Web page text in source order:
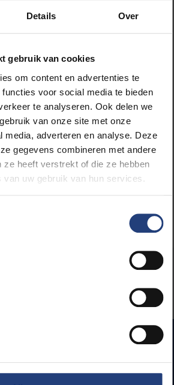
Details Over
gebruik van cookies
om content en advertenties te
voor social media te bieden
te analyseren. Ook delen we
van onze site met onze
media, adverteren en analyse. Deze
gegevens combineren met andere
ze heeft verstrekt of die ze hebben
van uw gebruik van hun services.
vriendelijk zijn.
Lees meer over:
Internationaal